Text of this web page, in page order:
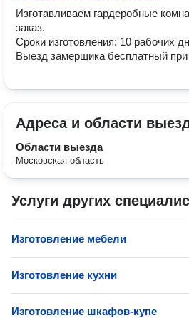
Изготавливаем гардеробные
заказ.
Сроки изготовления: 10 рабочих
Выезд замерщика бесплатный при
Адреса и области
Области выезда
Московская область
Услуги других
Изготовление мебели
Изготовление кухни
Изготовление шкафов-купе